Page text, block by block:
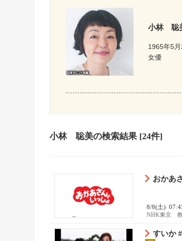
小林 聡
1965年5
女優
小林 聡美の検索結果 [24件]
おかあ
8/8(土)
NHK東京
すいか